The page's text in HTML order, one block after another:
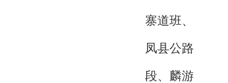
寨道班、
凤县公路
段、麟游